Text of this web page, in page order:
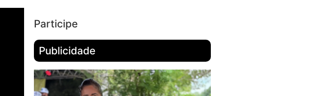
Participe
Publicidade